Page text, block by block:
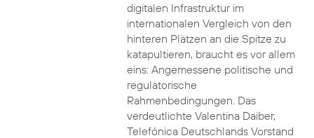
digitalen Infrastruktur im
internationalen Vergleich von den
hinteren Plätzen an die Spitze zu
katapultieren, braucht es vor allem
eins: Angemessene politische und
regulatorische
Rahmenbedingungen. Das
verdeutlichte Valentina Daiber,
Telefónica Deutschlands Vorstand